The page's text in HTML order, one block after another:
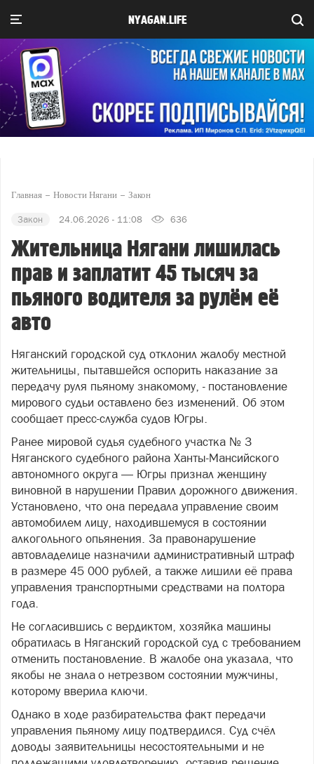
NYAGAN.LIFE
Главная Новости Нягани Закон
Закон 24.06.2026 - 11:08 636
Жительница Нягани лишилась
прав и заплатит 45 тысяч за
пьяного водителя за рулём её
авто
Няганский городской суд отклонил жалобу местной
жительницы, пытавшейся оспорить наказание за
передачу руля пьяному знакомому, - постановление
мирового судьи оставлено без изменений. Об этом
сообщает пресс-служба судов Югры.
Ранее мировой судья судебного участка № 3
Няганского судебного района Ханты-Мансийского
автономного округа — Югры признал женщину
виновной в нарушении Правил дорожного движения.
Установлено, что она передала управление своим
автомобилем лицу, находившемуся в состоянии
алкогольного опьянения. За правонарушение
автовладелице назначили административный штраф
в размере 45 000 рублей, а также лишили её права
управления транспортными средствами на полтора
года.
Не согласившись с вердиктом, хозяйка машины
обратилась в Няганский городской суд с требованием
отменить постановление. В жалобе она указала, что
якобы не знала о нетрезвом состоянии мужчины,
которому вверила ключи.
Однако в ходе разбирательства факт передачи
управления пьяному лицу подтвердился. Суд счёл
доводы заявительницы несостоятельными и не